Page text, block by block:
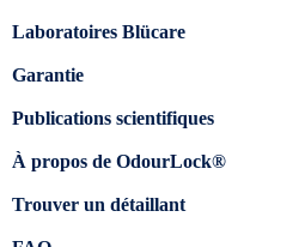
Laboratoires Blücare
Garantie
Publications scientifiques
À propos de OdourLock®
Trouver un détaillant